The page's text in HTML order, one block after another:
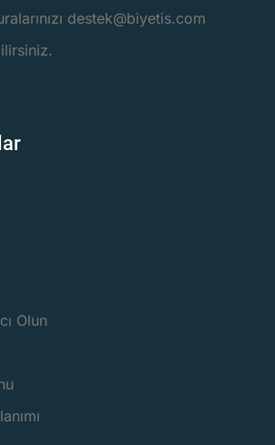
destek@biyetis.com
Olun